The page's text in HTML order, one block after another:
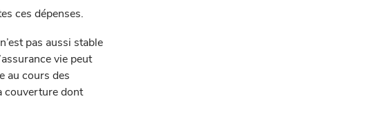
ces dépenses.
pas aussi stable
vie peut
au cours des
couverture dont